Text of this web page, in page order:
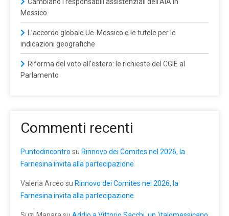
Messico
L’accordo globale Ue-Messico e le tutele per le
indicazioni geografiche
Riforma del voto all’estero: le richieste del CGIE al
Parlamento
Commenti recenti
Puntodincontro su Rinnovo dei Comites nel 2026, la
Farnesina invita alla partecipazione
Valeria Arceo su Rinnovo dei Comites nel 2026, la
Farnesina invita alla partecipazione